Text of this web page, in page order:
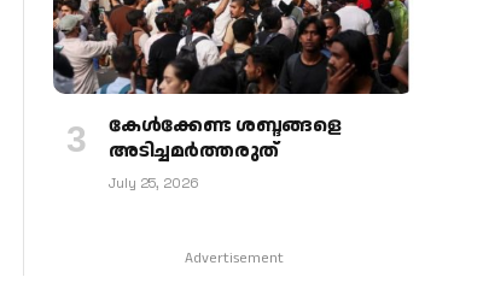
കേള്‍ക്കേണ്ട ശബ്ദങ്ങളെ
അടിച്ചമര്‍ത്തരുത്
July 25, 2026
Advertisement